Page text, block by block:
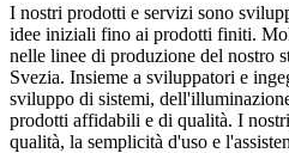
I nostri prodotti e servizi sono
idee iniziali fino ai prodotti finiti.
nelle linee di produzione del nostro
Svezia. Insieme a sviluppatori e
sviluppo di sistemi,
prodotti affidabili e di qualità. I
qualità, la semplicità d'uso e